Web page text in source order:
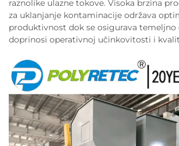
raznolike ulazne tokove. Visoka brzina
za uklanjanje kontaminacije održava
produktivnost dok se osigurava temeljno
doprinosi operativnoj učinkovitosti i